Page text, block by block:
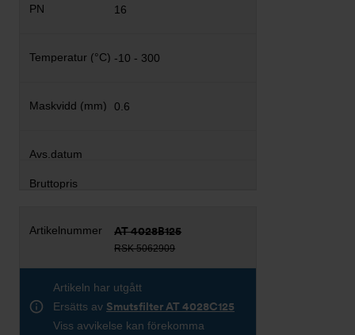
16
-10 - 300
0.6
AT 4028B125
RSK 5062909
Artikeln har utgått
Ersätts av Smutsfilter AT 4028C125
Viss avvikelse kan förekomma